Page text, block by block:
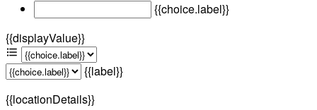
{{choice.label}}
{{displayValue}}
{{label}}
{{locationDetails}}